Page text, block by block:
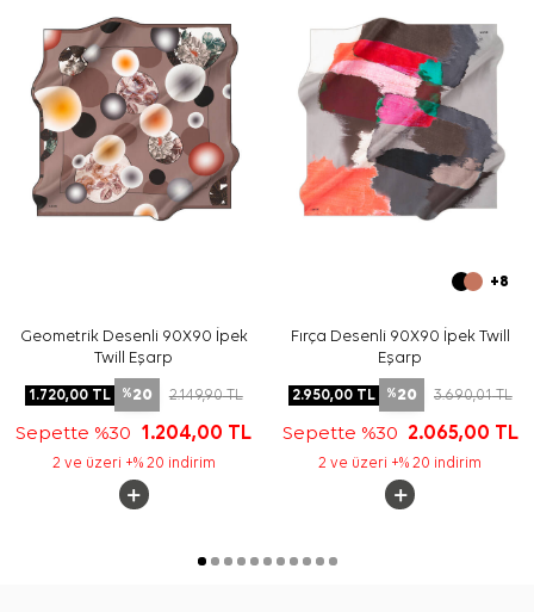
Yıkama ve bakım için ürün etiketindeki talimatları
izleyiniz. İpek ve hassas eşarplarda elde hassas bakım
veya leke temizliği gerektiğinde
Aker İpek Eşarp
Şampuanıkullanabilirsiniz.
Sıkça Sorulan Sorular
Ekru İpek Tivil Kare Geometrik Desenli Eşarp ölçüsü
nedir?
Bu ipek tivil eşarp hangi renktedir?
Geometrik Desenli 90X90 İpek
Twill Eşarp
1.720,00TL %20 2.149,90TL
Sepette %30 1.204,00 TL
2 ve üzeri +% 20 indirim
+8
Fırça Desenli 90X90 İpek Twill
Eşarp
2.950,00TL %20 3.690,01TL
Sepette %30 2.065,00 TL
2 ve üzeri +% 20 indirim